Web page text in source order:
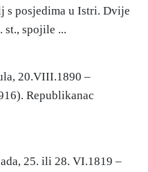
s posjedima u Istri. Dvije
st., spojile ...
20.VIII.1890 –
Republikanac
25. ili 28. VI.1819 –